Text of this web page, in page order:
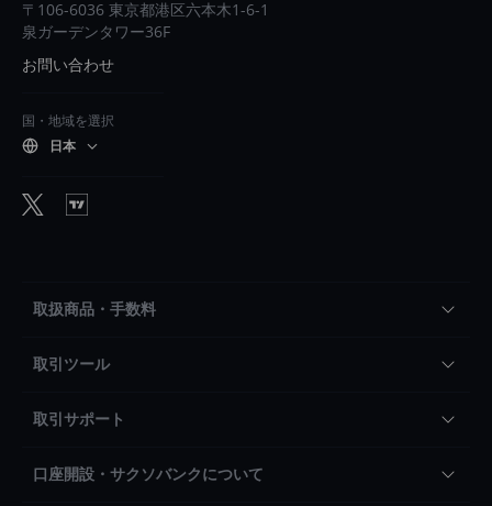
〒106-6036 東京都港区六本木1-6-1
泉ガーデンタワー36F
お問い合わせ
国・地域を選択
日本
取扱商品・手数料
取引ツール
取引サポート
口座開設・サクソバンクについて